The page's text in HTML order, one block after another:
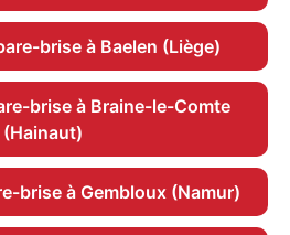
brise à Baelen (Liège)
brise à Braine-le-Comte
(Hainaut)
brise à Gembloux (Namur)